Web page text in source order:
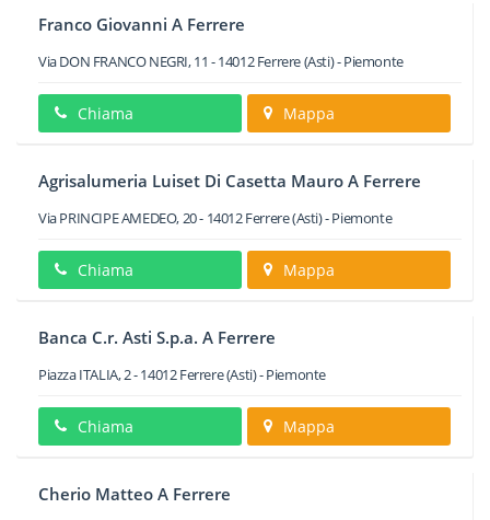
Franco Giovanni A Ferrere
Via DON FRANCO NEGRI, 11 -14012 Ferrere(Asti) -Piemonte
Chiama Mappa
Agrisalumeria Luiset Di Casetta Mauro A Ferrere
Via PRINCIPE AMEDEO, 20- 14012Ferrere(Asti) -Piemonte
Chiama Mappa
Banca C.r. Asti S.p.a. A Ferrere
Piazza ITALIA, 2-14012Ferrere(Asti) -Piemonte
Chiama Mappa
Cherio Matteo A Ferrere